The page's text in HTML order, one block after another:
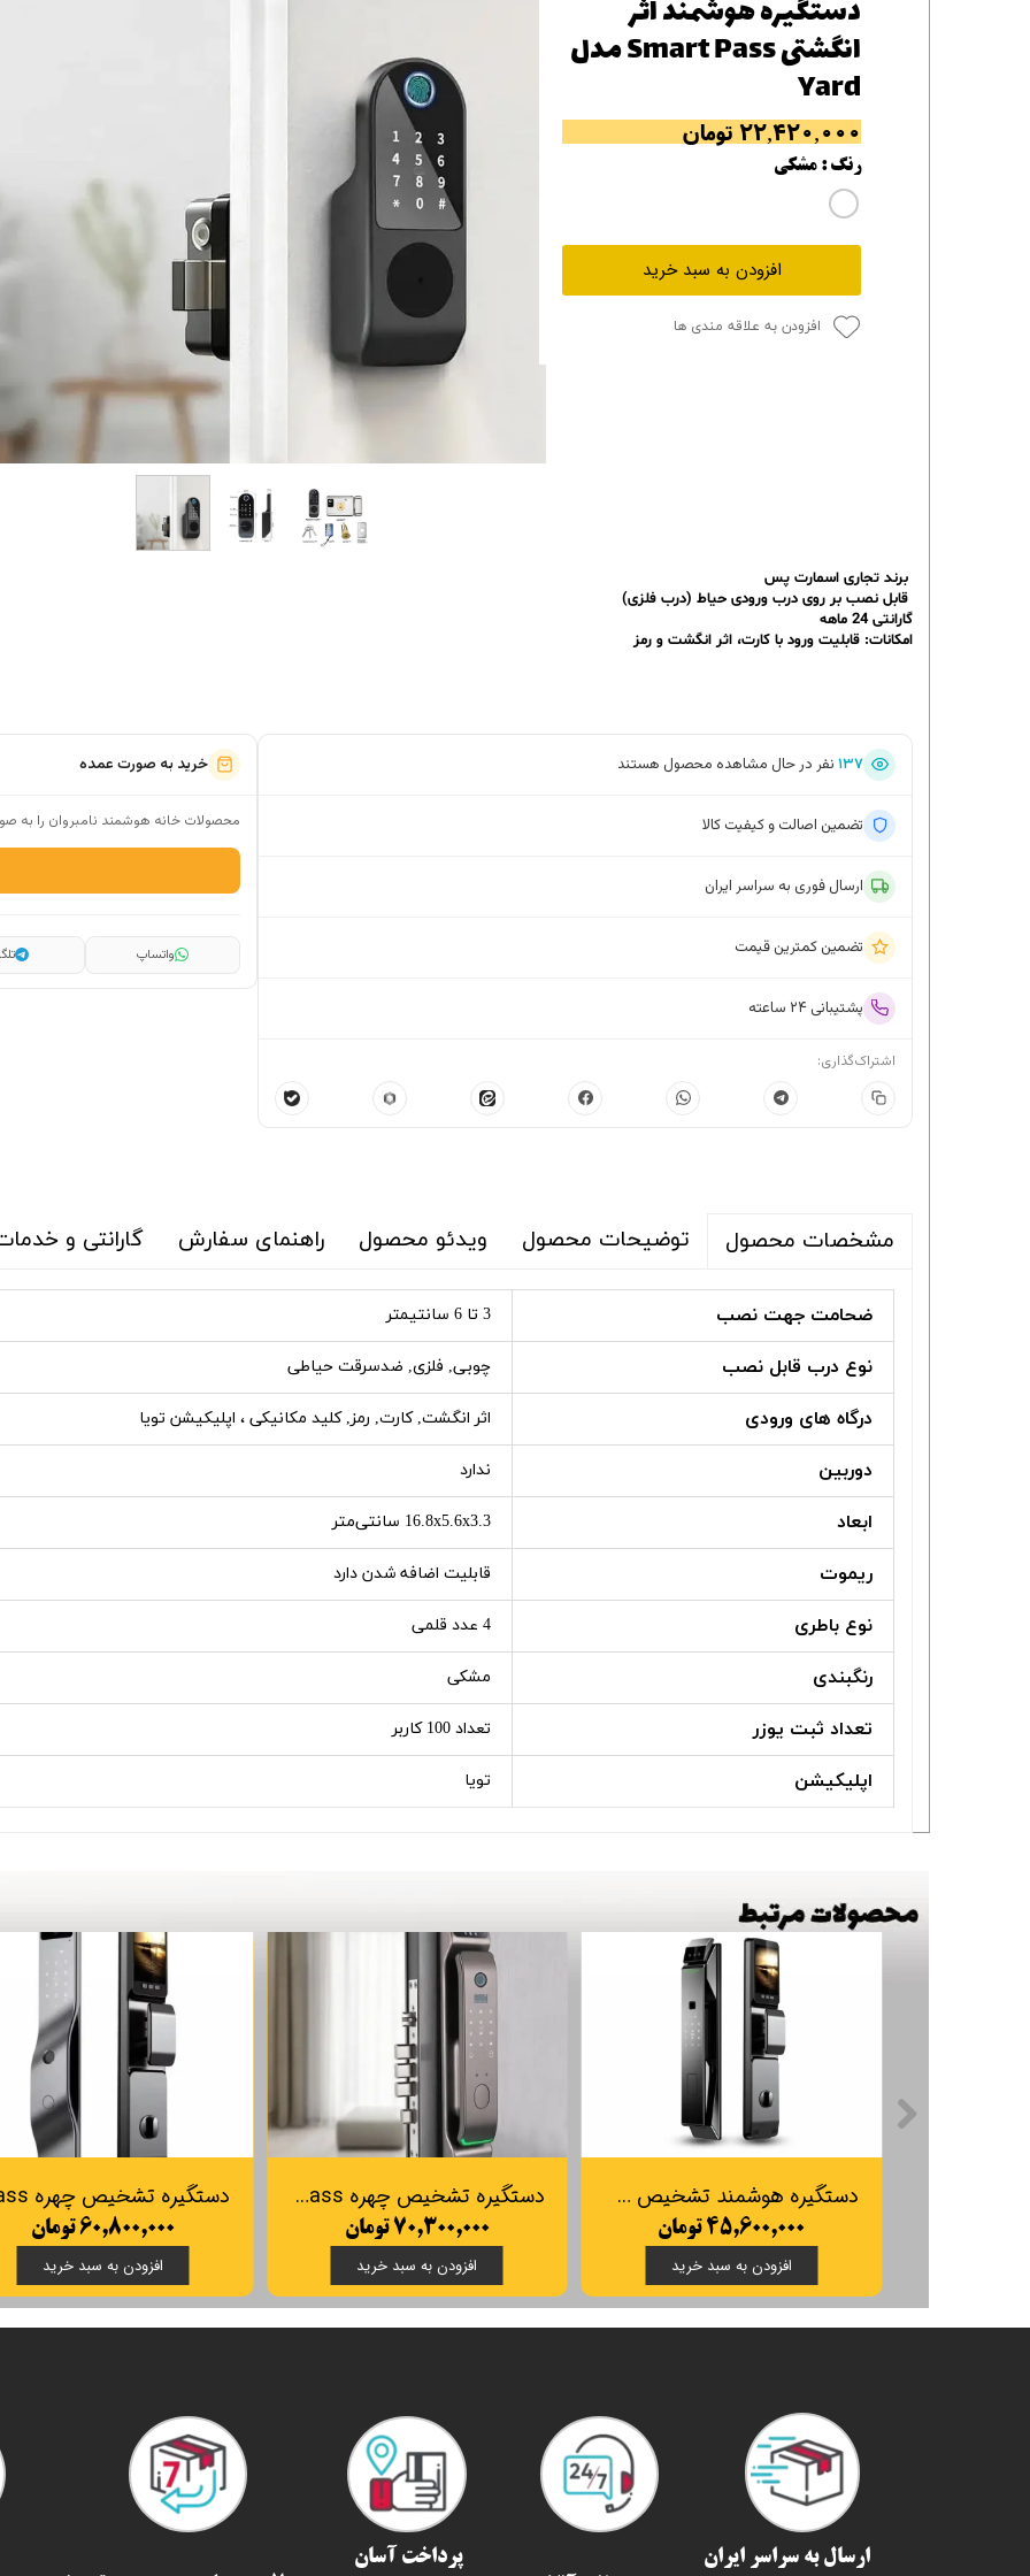
پنل ثبت پروژه ویژه کارکنان
پنل ثبت قراردادهای سازمانی پرسنل
دستگیره هوشمند اثر
انگشتی Smart Pass مدل
Yard
۲۲,۴۲۰,۰۰۰ تومان
رنگ: مشکی
افزودن به سبد خرید
افزودن به علاقه مندی ها
برند تجاری اسمارت پس
قابل نصب بر روی درب ورودی حیاط (درب فلزی)
گارانتی 24 ماهه
امکانات: قابلیت ورود با کارت، اثر انگشت و رمز
۱۳۶نفر در حال مشاهده محصول هستند
تضمین اصالت و کیفیت کالا
ارسال فوری به سراسر ایران
تضمین کمترین قیمت
پشتیبانی ۲۴ ساعته
اشتراک‌گذاری:
خرید به صورت عمده
محصولات خانه هوشمند نامبروان را به
واتساپ
مشخصات محصول توضیحات محصول ویدئو محصول راهنمای سفارش گارانتی و
ضحامت جهت نصب 3 تا 6 سانتیمتر
نوع درب قابل نصب چوبی, فلزی, ضدسرقت حیاطی
درگاه های ورودی اثر انگشت, کارت, رمز, کلید مکانیکی ، اپلیکیشن تویا
دوربین ندارد
ابعاد 16.8x5.6x3.3 سانتی‌متر
ریموت قابلیت اضافه شدن دارد
نوع باطری 4 عدد قلمی
رنگبندی مشکی
تعداد ثبت یوزر تعداد 100 کاربر
اپلیکیشن تویا
۶۰,۸۰۰,۰۰۰ تومان
افزودن به سبد خرید
دستگیره تشخیص چهره Smart Pass مدل Elegant
۷۰,۳۰۰,۰۰۰ تومان
افزودن به سبد خرید
دستگیره هوشمند تشخیص چهره Smart Pass مدل Torino
۴۵,۶۰۰,۰۰۰ تومان
افزودن به سبد خرید
ارسال به سراسر ایران​​​​​​​
پرداخت آسان